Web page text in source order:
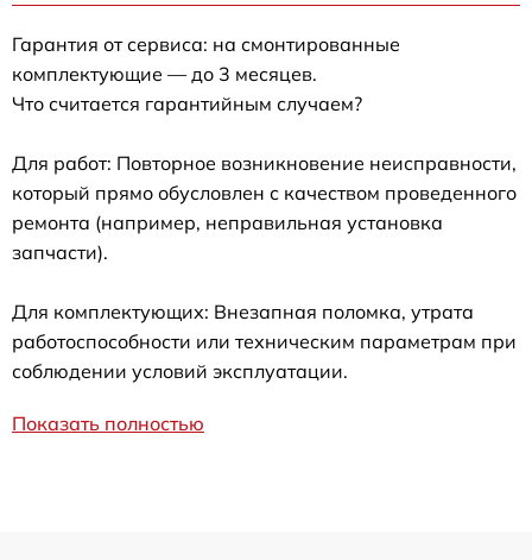
Гарантия от сервиса: на смонтированные
комплектующие — до 3 месяцев.
Что считается гарантийным случаем?
Для работ: Повторное возникновение неисправности,
который прямо обусловлен с качеством проведенного
ремонта (например, неправильная установка
запчасти).
Для комплектующих: Внезапная поломка, утрата
работоспособности или техническим параметрам при
соблюдении условий эксплуатации.
Показать полностью